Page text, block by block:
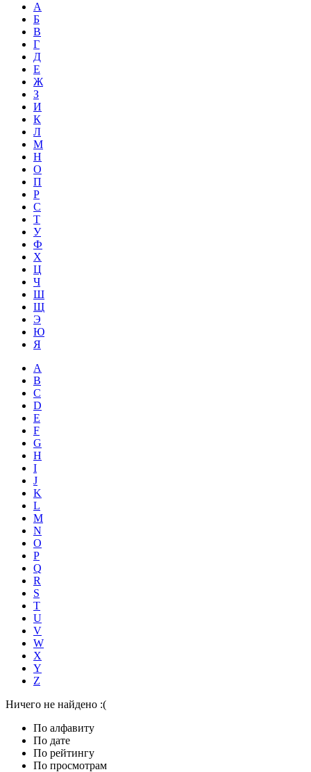
А
Б
В
Г
Д
Е
Ж
З
И
К
Л
М
Н
О
П
Р
С
Т
У
Ф
Х
Ц
Ч
Ш
Щ
Э
Ю
Я
A
B
C
D
E
F
G
H
I
J
K
L
M
N
O
P
Q
R
S
T
U
V
W
X
Y
Z
Ничего не найдено :(
По алфавиту
По дате
По рейтингу
По просмотрам